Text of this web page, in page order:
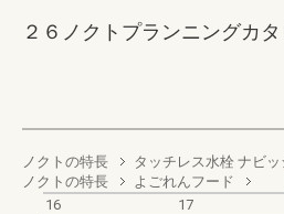
２６ノクトプランニングカ
ノクトの特長
タッチレス水栓 ナビ
ノクトの特長
よごれんフード
16
17